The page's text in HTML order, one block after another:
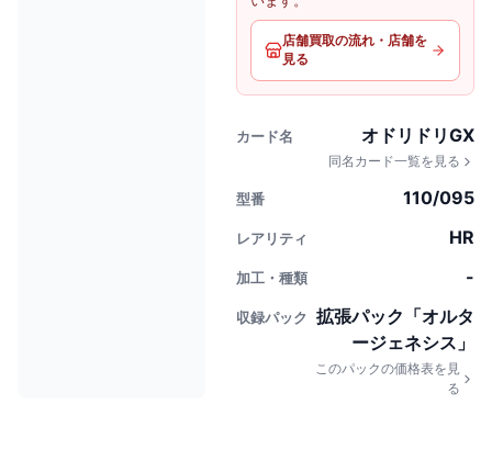
店舗買取の流れ・店舗を
見る
カード名 オドリドリGX
同名カード一覧を見る
型番 110/095
レアリティ HR
加工・種類 -
収録パック
拡張パック「オルタ
ージェネシス」
このパックの価格表を見
る